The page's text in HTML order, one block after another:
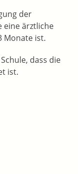
der
eine ärztliche
Monate ist.
dass die
ist.